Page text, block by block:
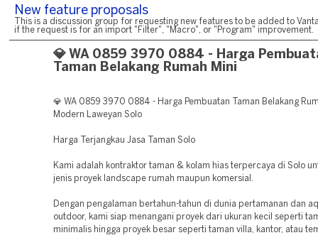
New feature proposals
This is a discussion group for requesting new features to be added to
if the request is for an import "Filter", "Macro", or "Program" improvement.
💎 WA 0859 3970 0884 - Harga
Taman Belakang Rumah Mini
💎 WA 0859 3970 0884 - Harga Pembuatan Taman Belakang
Modern Laweyan Solo
Harga Terjangkau Jasa Taman Solo
Kami adalah kontraktor taman & kolam hias terpercaya di Solo
jenis proyek landscape rumah maupun komersial.
Dengan pengalaman bertahun-tahun di dunia pertamanan dan
outdoor, kami siap menangani proyek dari ukuran kecil seperti
minimalis hingga proyek besar seperti taman villa, kantor, atau